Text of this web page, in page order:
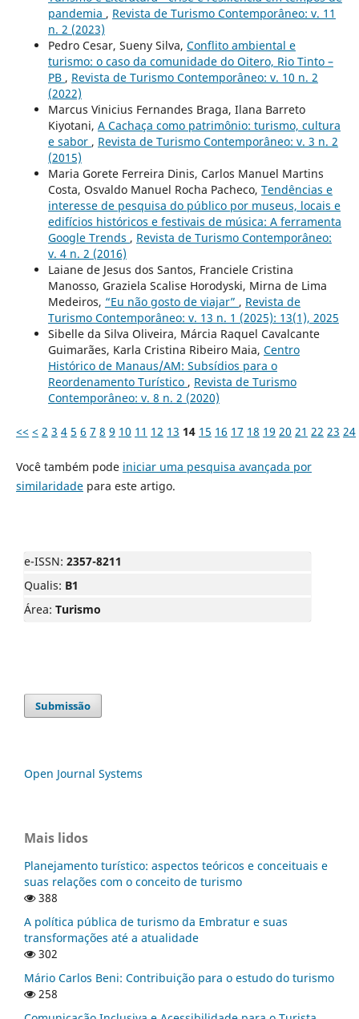
pandemia , Revista de Turismo Contemporâneo: v. 11
n. 2 (2023)
Pedro Cesar, Sueny Silva, Conflito ambiental e
turismo: o caso da comunidade do Oitero, Rio Tinto –
PB , Revista de Turismo Contemporâneo: v. 10 n. 2
(2022)
Marcus Vinicius Fernandes Braga, Ilana Barreto
Kiyotani, A Cachaça como patrimônio: turismo, cultura
e sabor , Revista de Turismo Contemporâneo: v. 3 n. 2
(2015)
Maria Gorete Ferreira Dinis, Carlos Manuel Martins
Costa, Osvaldo Manuel Rocha Pacheco, Tendências e
interesse de pesquisa do público por museus, locais e
edifícios históricos e festivais de música: A ferramenta
Google Trends , Revista de Turismo Contemporâneo:
v. 4 n. 2 (2016)
Laiane de Jesus dos Santos, Franciele Cristina
Manosso, Graziela Scalise Horodyski, Mirna de Lima
Medeiros, “Eu não gosto de viajar” , Revista de
Turismo Contemporâneo: v. 13 n. 1 (2025): 13(1), 2025
Sibelle da Silva Oliveira, Márcia Raquel Cavalcante
Guimarães, Karla Cristina Ribeiro Maia, Centro
Histórico de Manaus/AM: Subsídios para o
Reordenamento Turístico , Revista de Turismo
Contemporâneo: v. 8 n. 2 (2020)
<< < 2 3 4 5 6 7 8 9 10 11 12 13 14 15 16 17 18 19 20 21 22 23 24
Você também pode iniciar uma pesquisa avançada por
similaridadepara este artigo.
e-ISSN: 2357-8211
Qualis: B1
Área: Turismo
Submissão
Open Journal Systems
Mais lidos
Planejamento turístico: aspectos teóricos e conceituais e
suas relações com o conceito de turismo
388
A política pública de turismo da Embratur e suas
transformações até a atualidade
302
Mário Carlos Beni: Contribuição para o estudo do turismo
258